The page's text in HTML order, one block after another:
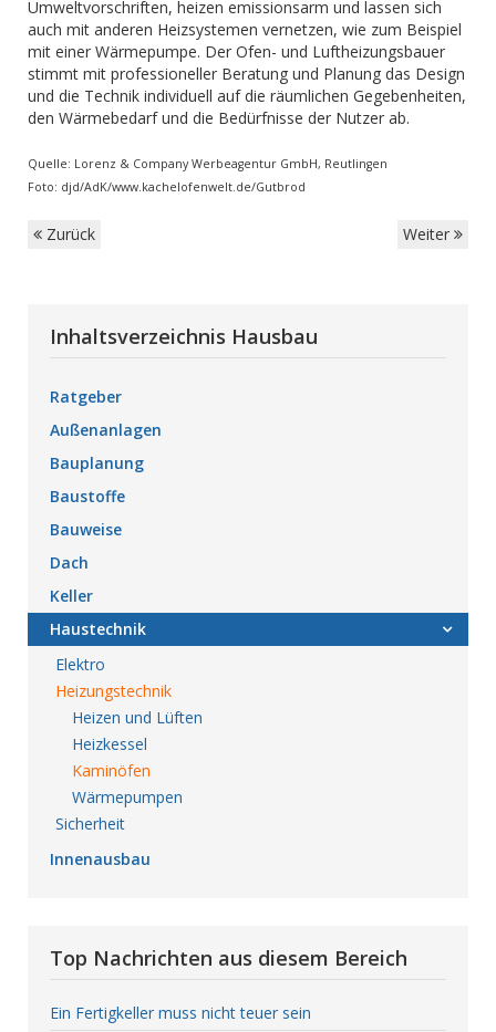
Umweltvorschriften, heizen emissionsarm und lassen sich
auch mit anderen Heizsystemen vernetzen, wie zum Beispiel
mit einer Wärmepumpe. Der Ofen- und Luftheizungsbauer
stimmt mit professioneller Beratung und Planung das Design
und die Technik individuell auf die räumlichen Gegebenheiten,
den Wärmebedarf und die Bedürfnisse der Nutzer ab.
Quelle: Lorenz & Company Werbeagentur GmbH, Reutlingen
Foto: djd/AdK/www.kachelofenwelt.de/Gutbrod
Zurück Weiter
Inhaltsverzeichnis Hausbau
Ratgeber
Außenanlagen
Bauplanung
Baustoffe
Bauweise
Dach
Keller
Haustechnik
Elektro
Heizungstechnik
Heizen und Lüften
Heizkessel
Kaminöfen
Wärmepumpen
Sicherheit
Innenausbau
Top Nachrichten aus diesem Bereich
Ein Fertigkeller muss nicht teuer sein